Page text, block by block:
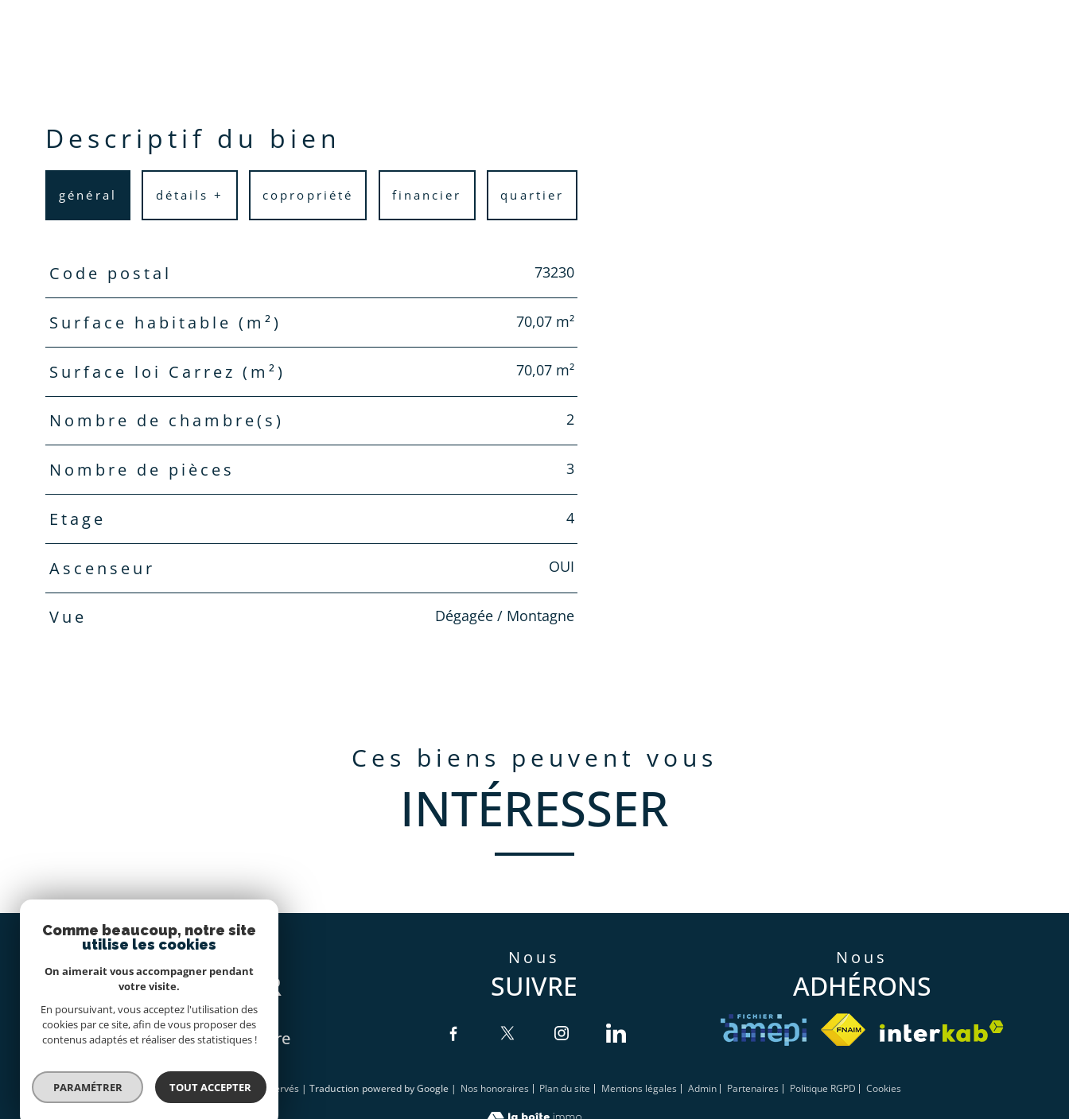
descriptif du bien
général détails + copropriété financier quartier
TRAD_PAMPERO_Caracteristique
Code postal 73230
Surface habitable (m²) 70,07 m²
Surface loi Carrez (m²) 70,07 m²
Nombre de chambre(s) 2
Nombre de pièces 3
Etage 4
Ascenseur OUI
Vue Dégagée / Montagne
ces biens peuvent vous
INTÉRESSER
CONNECTER
espace propriétaire
nous
SUIVRE
nous
ADHÉRONS
© 2026 | Tous droits réservés | Traduction powered by Google | Nos honoraires Plan du site Mentions légales Admin Partenaires Politique RGPD Cookies
Comme beaucoup, notre site
utilise les cookies
On aimerait vous accompagner pendant
votre visite.
En poursuivant, vous acceptez l'utilisation des
cookies par ce site, afin de vous proposer des
contenus adaptés et réaliser des statistiques !
PARAMÉTRER TOUT ACCEPTER